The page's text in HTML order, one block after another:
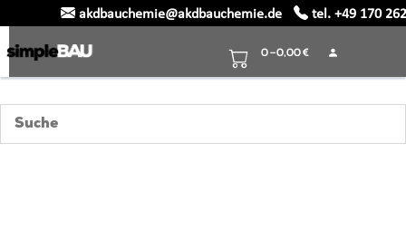
Skip
to
akdbauchemie@akdbauchemie.de tel. +49 170
0 –0,00€